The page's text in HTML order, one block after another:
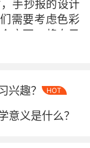
手抄报的设计
需要考虑色彩
方面，将自己
们看到自己亲
对英语学习的
语的奥秘。正
趣是最好的老
这种有趣的方
兴趣？ HOT
意义是什么？